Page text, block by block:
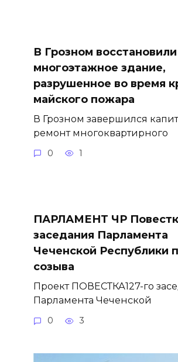
В Грозном восстановили
многоэтажное здание,
разрушенное во время
майского пожара
В Грозном завершился
ремонт многоквартирного
0 1
ПАРЛАМЕНТ ЧР
заседания Парламента
Чеченской Республики
созыва
Проект ПОВЕСТКА127-го
Парламента Чеченской
0 3